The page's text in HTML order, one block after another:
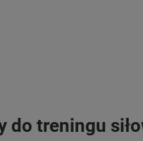
do treningu